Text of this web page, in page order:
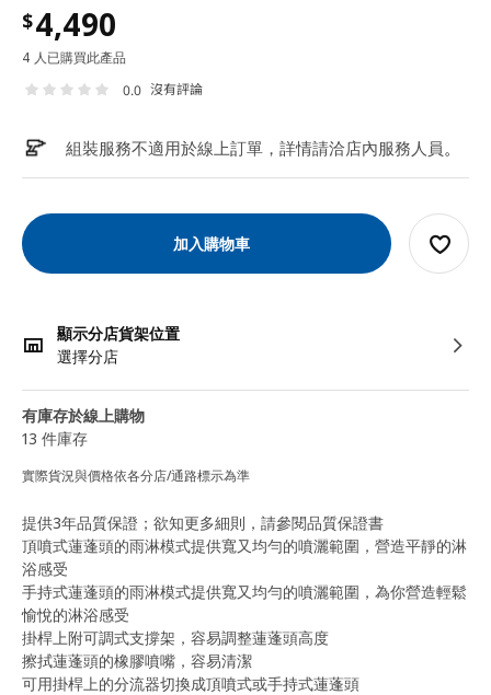
$4,490
4 人已購買此產品
0.0 沒有評論
組裝服務不適用於線上訂單，詳情請洽店內服務人員。
加入購物車
顯示分店貨架位置
選擇分店
有庫存於線上購物
13 件庫存
實際貨況與價格依各分店/通路標示為準
提供3年品質保證；欲知更多細則，請參閱品質保證書
頂噴式蓮蓬頭的雨淋模式提供寬又均勻的噴灑範圍，營造平靜的淋
浴感受
手持式蓮蓬頭的雨淋模式提供寬又均勻的噴灑範圍，為你營造輕鬆
愉悅的淋浴感受
掛桿上附可調式支撐架，容易調整蓮蓬頭高度
擦拭蓮蓬頭的橡膠噴嘴，容易清潔
可用掛桿上的分流器切換成頂噴式或手持式蓮蓬頭